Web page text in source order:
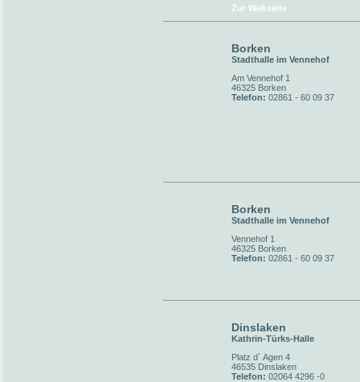
Zur Webseite
Borken
Stadthalle im Vennehof
Am Vennehof 1
46325 Borken
Telefon: 02861 - 60 09 37
Borken
Stadthalle im Vennehof
Vennehof 1
46325 Borken
Telefon: 02861 - 60 09 37
Dinslaken
Kathrin-Türks-Halle
Platz d´ Agen 4
46535 Dinslaken
Telefon: 02064 4296 -0